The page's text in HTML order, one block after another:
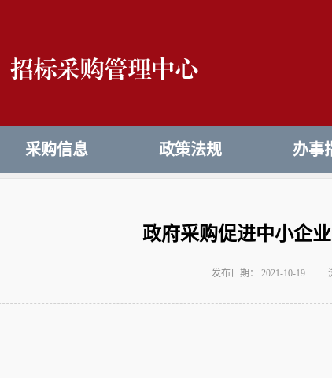
采购信息 政策法规 办事
政府采购促进中小企
发布日期： 2021-10-19